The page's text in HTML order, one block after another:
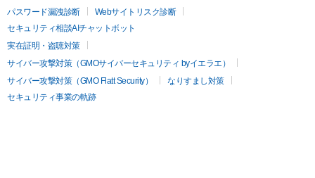
パスワード漏洩診断
Webサイトリスク診断
セキュリティ相談AIチャットボット
実在証明・盗聴対策
サイバー攻撃対策（GMOサイバーセキュリティ byイエラエ）
サイバー攻撃対策（GMO Flatt Security）
なりすまし対策
セキュリティ事業の軌跡